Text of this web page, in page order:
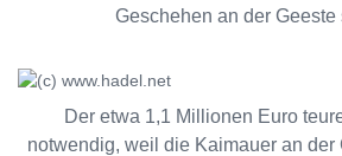
Geschehen an der Geeste
Der etwa 1,1 Millionen Euro
notwendig, weil die Kaimauer an der